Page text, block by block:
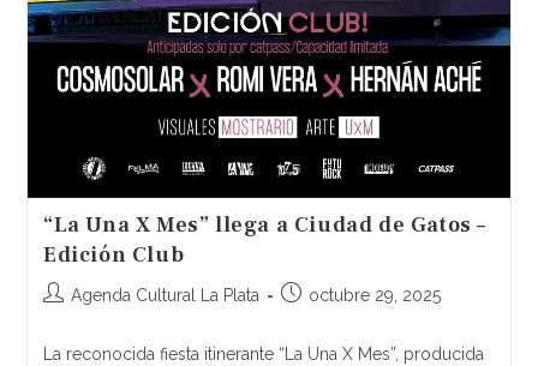
“La Una X Mes” llega a Ciudad de Gatos –
Edición Club
Agenda Cultural La Plata octubre 29, 2025
La reconocida fiesta itinerante “La Una X Mes”, producida